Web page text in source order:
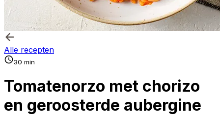
Alle recepten
30 min
Tomatenorzo met chorizo
en geroosterde aubergine